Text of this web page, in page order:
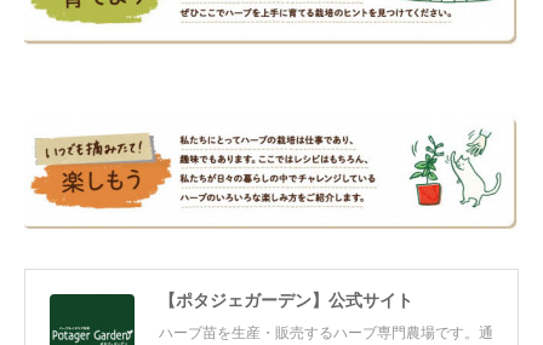
【ポタジェガーデン】公式サイト
ハーブ苗を生産・販売するハーブ専門農場です。通